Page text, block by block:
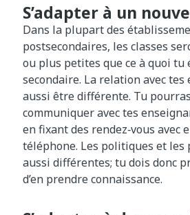
S’adapter à un
Dans la plupart des
postsecondaires, les classes
ou plus petites que ce à quoi tu
secondaire. La relation avec
aussi être différente. Tu
communiquer avec tes
en fixant des rendez‑vous avec
téléphone. Les politiques et les
aussi différentes; tu dois donc
d’en prendre connaissance.